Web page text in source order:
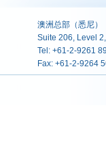
澳洲总部（悉尼）
Suite 206, Level
Tel: +61-2-9261
Fax: +61-2-9264